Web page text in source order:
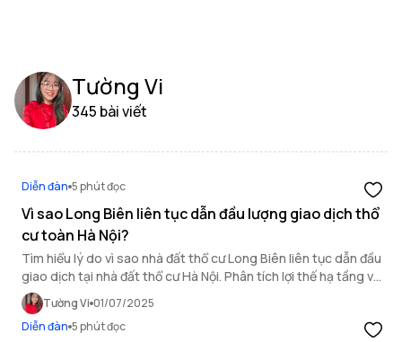
Tường Vi
345 bài viết
Diễn đàn 5 phút đọc
Vì sao Long Biên liên tục dẫn đầu lượng giao dịch thổ
cư toàn Hà Nội?
Tìm hiểu lý do vì sao nhà đất thổ cư Long Biên liên tục dẫn đầu
giao dịch tại nhà đất thổ cư Hà Nội. Phân tích lợi thế hạ tầng và
tiềm năng đầu tư khu vực.
Tường Vi 01/07/2025
Diễn đàn 5 phút đọc